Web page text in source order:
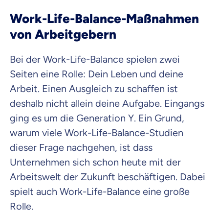
Work-Life-Balance-Maßnahmen
von Arbeitgebern
Bei der Work-Life-Balance spielen zwei
Seiten eine Rolle: Dein Leben und deine
Arbeit. Einen Ausgleich zu schaffen ist
deshalb nicht allein deine Aufgabe. Eingangs
ging es um die Generation Y. Ein Grund,
warum viele Work-Life-Balance-Studien
dieser Frage nachgehen, ist dass
Unternehmen sich schon heute mit der
Arbeitswelt der Zukunft beschäftigen. Dabei
spielt auch Work-Life-Balance eine große
Rolle.